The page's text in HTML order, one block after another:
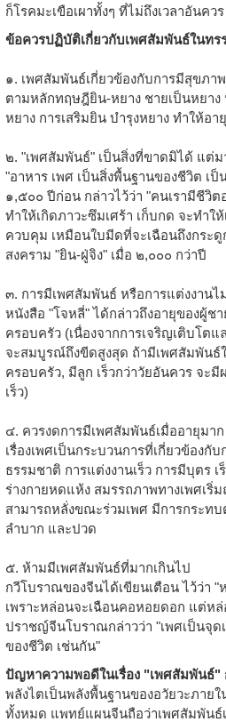
ก็โรคมะเขือเผาทั้งๆ ที่ไม่ถึงเวลาอันควร
ข้อควรปฏิบัติเกี่ยวกับเพศสัมพันธ์ในท
๑. เพศสัมพันธ์เกี่ยวข้องกับการมีสุขภ
ตามหลักทฤษฎียิน-หยาง ชายเป็นหยา
หยาง การเสริมยิน บำรุงหยาง ทำให้อ
๒. "เพศสัมพันธ์" เป็นสิ่งที่ขาดมิได้ แต่ม
"อาหาร เพศ เป็นสิ่งพื้นฐานของชีวิต
๑,๕๐๐ ปีก่อน กล่าวไว้ว่า "คนเรามีชีวิ
ทำให้เกิดภาวะซึมเศร้า เก็บกด จะทำ
ควบคุม เหมือนใบมีดที่จะเฉือนถึงกระ
สงคราม "ยิน-ฝู่จิง" เมื่อ ๒,๐๐๐ กว่าปี
๓. การมีเพศสัมพันธ์ หรือการแต่งงานไ
หนังสือ "โจหลี่" ได้กล่าวถึงอายุของผู้
ครอบครัว (เนื่องจากการเจริญเติบโต
จะสมบูรณ์ถึงขีดสูงสุด ถ้ามีเพศสัมพัน
ครอบครัว, มีลูก เร็วกว่าวัยอันควร จะ
เร็ว)
๔. ควรงดการมีเพศสัมพันธ์เมื่ออายุมาก
เรื่องเพศเป็นกระบวนการที่เกี่ยวข้อง
ธรรมชาติ การแต่งงานเร็ว การมีบุตร
ร่างกายหดแห้ง สมรรถภาพทางเพศเริ่
สามารถหลั่งขณะร่วมเพศ มีการกระท
ลำบาก และปวด
๕. ห้ามมีเพศสัมพันธ์ที่มากเกินไป
กวีโบราณของจีนได้เขียนเตือน ไว้ว่า
เพราะหล่อนจะเฉือนคอหอยดอก แต่ห
ปราชญ์จีนโบราณกล่าวว่า "เพศเป็นจุด
ของชีวิต เช่นกัน"
ปัญหาความพอดีในเรื่อง "เพศสัมพันธ์
พลังไตเป็นพลังพื้นฐานของอวัยวะภาย
ทั้งหมด แพทย์แผนจีนถือว่าเพศสัมพันธ์